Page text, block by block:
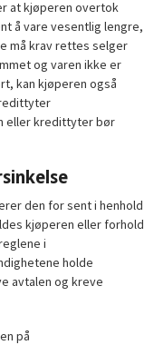
at kjøperen overtok
å vare vesentlig lengre,
må krav rettes selger
og varen ikke er
kan kjøperen også
eller kredittyter bør
den for sent i henhold
kjøperen eller forhold
i
holde
avtalen og kreve
på